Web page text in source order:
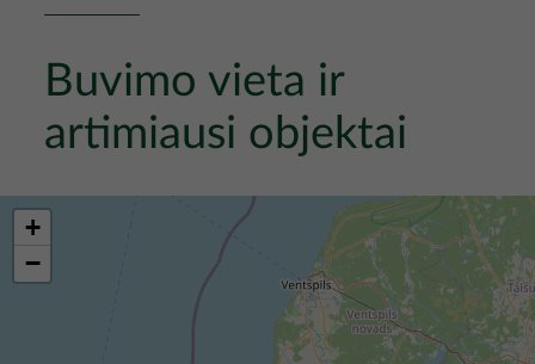
Buvimo vieta ir
artimiausi objektai
+
−